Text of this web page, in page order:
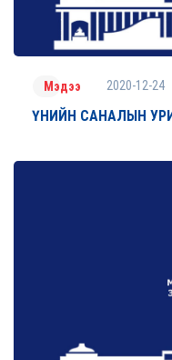
Мэдээ 2020-12-24
ҮНИЙН САНАЛЫН